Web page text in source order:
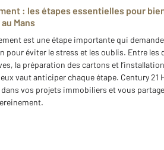
: les étapes essentielles pour
Mans
est une étape importante qui
pour éviter le stress et les oublis. Entre les
la préparation des cartons et
vaut anticiper chaque étape. Century 21
vos projets immobiliers et vous